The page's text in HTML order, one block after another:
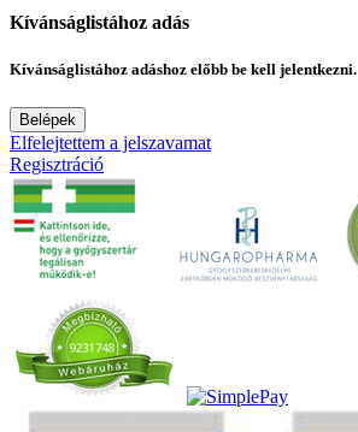
Kívánságlistához adás
Kívánságlistához adáshoz előbb be kell jelentkezni.
Belépek
Elfelejtettem a jelszavamat
Regisztráció